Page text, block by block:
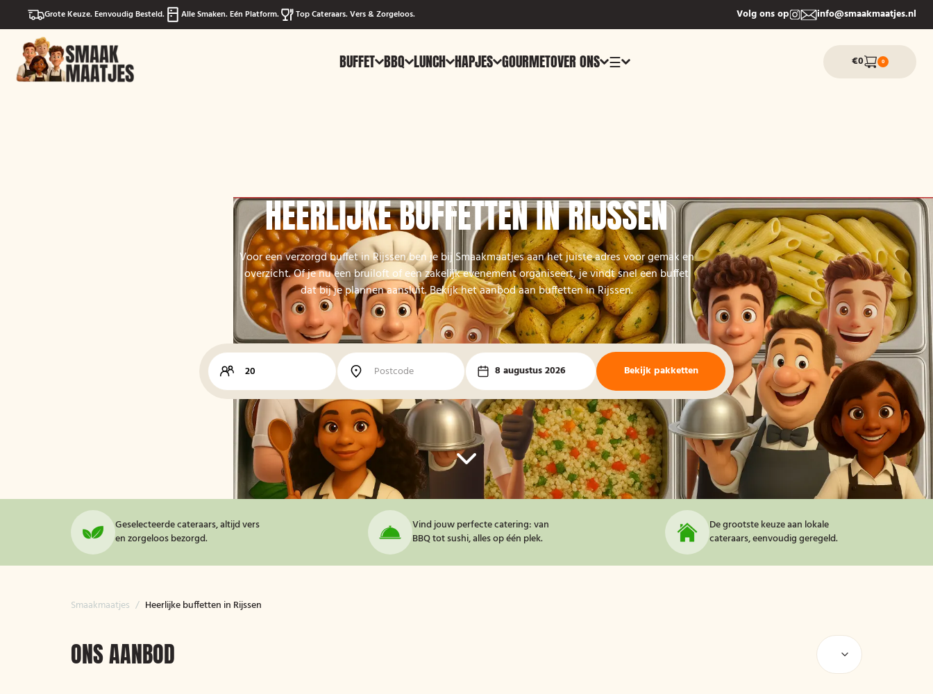
Grote Keuze. Eenvoudig Besteld. Alle Smaken. Eén Platform. Top Cateraars. Vers & Zorgeloos. Volg ons op info@smaakmaatjes.nl
BUFFET BBQ LUNCH HAPJES GOURMETOVER ONS ☰ €0 0
HEERLIJKE BUFFETTEN IN RIJSSEN
Voor een verzorgd buffet in Rijssen ben je bij Smaakmaatjes aan het juiste adres voor gemak en
overzicht. Of je nu een bruiloft of een zakelijk evenement organiseert, je vindt snel een buffet
dat bij je plannen aansluit. Bekijk het aanbod aan buffetten in Rijssen.
8 augustus 2026 Bekijk pakketten
Geselecteerde cateraars, altijd vers
en zorgeloos bezorgd.
Vind jouw perfecte catering: van
BBQ tot sushi, alles op één plek.
De grootste keuze aan lokale
cateraars, eenvoudig geregeld.
Smaakmaatjes / Heerlijke buffetten in Rijssen
ONS AANBOD